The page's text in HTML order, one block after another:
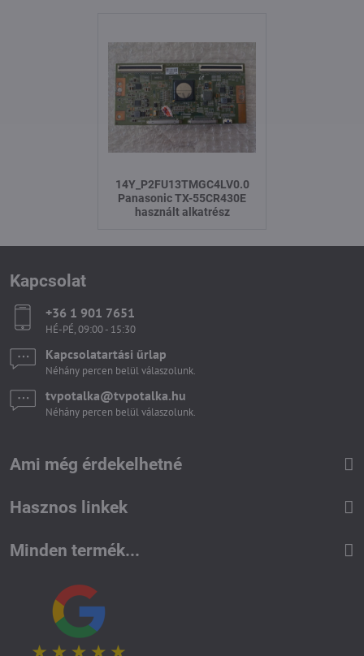
14Y_P2FU13TMGC4LV0.0
Panasonic TX-55CR430E
használt alkatrész
Kapcsolat
+36 1 901 7651
HÉ-PÉ, 09:00 - 15:30
Kapcsolatartási űrlap
Néhány percen belül válaszolunk.
tvpotalka​@tvpotalka​.hu
Néhány percen belül válaszolunk.
Ami még érdekelhetné
Hasznos linkek
Minden termék...